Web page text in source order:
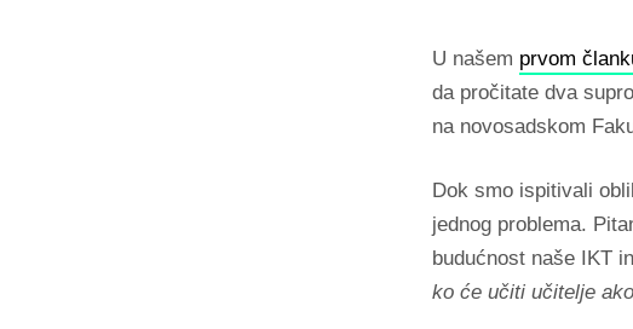
U našem prvom
da pročitate dva
na novosadskom
Dok smo ispitivali
jednog problema.
budućnost naše IKT
ko će učiti učitelje